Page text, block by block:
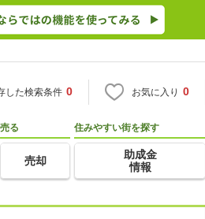
した検索条件 0 お気に入り 0
売る
売却
住みやすい街を探す
助成金
情報